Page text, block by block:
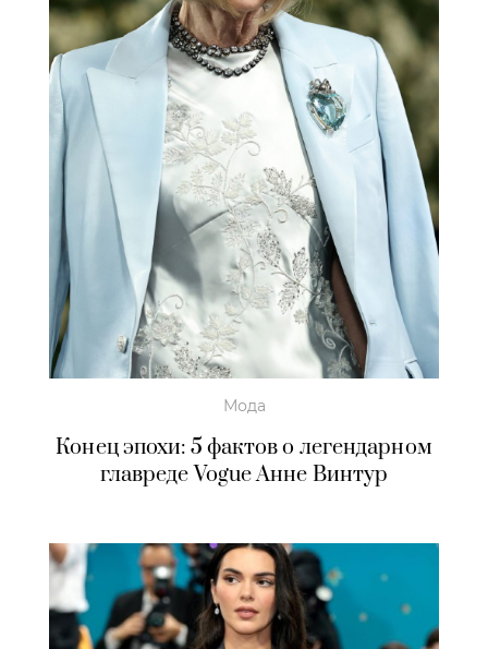
Мода
Конец эпохи: 5 фактов о легендарном
главреде Vogue Анне Винтур